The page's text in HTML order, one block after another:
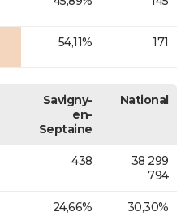
54,11% 171
Savigny-
en-
Septaine
National
438
38 299
794
24,66% 30,30%